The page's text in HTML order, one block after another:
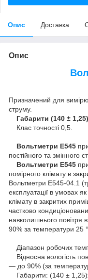
Опис Доставка
Опис
Призначений для
струму.
Габарити (140 ±
Клас точності 0,5.
Вольтметри Е545
постійного та змінного
Вольтметри Е545
помірного клімату в
Вольтметри Е545-04.1
експлуатації в умовах
клімату в закритих
частково
навколишнього повітря
90% за температури 25
Діапазон робочих
Відносна вологість
— до 90% (за
Габарити: (140 ±